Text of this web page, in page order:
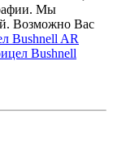
Мы
Возможно Вас
Bushnell AR
Bushnell